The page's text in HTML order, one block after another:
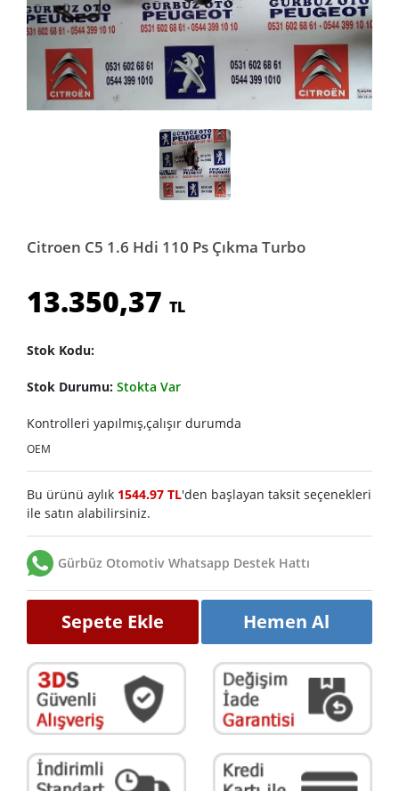
Citroen C5 1.6 Hdi 110 Ps Çıkma Turbo
13.350,37 TL
Stok Kodu:
Stok Durumu: Stokta Var
Kontrolleri yapılmış,çalışır durumda
OEM
Bu ürünü aylık 1544.97 TL'den başlayan taksit seçenekleri
ile satın alabilirsiniz.
Gürbüz Otomotiv Whatsapp Destek Hattı
Sepete Ekle Hemen Al